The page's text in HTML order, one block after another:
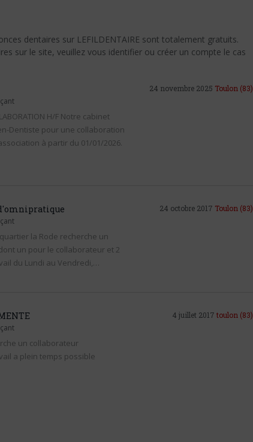
dentaires sur LEFILDENTAIRE sont totalement gratuits.
sur le site, veuillez vous identifier ou créer un compte le cas
H/F Notre cabinet
Dentiste pour une collaboration
à partir du 01/01/2026.
24 novembre 2025 Toulon (83)
la Rode recherche un
un pour le collaborateur et 2
du Lundi au Vendredi,…
24 octobre 2017 Toulon (83)
un collaborateur
a plein temps possible
4 juillet 2017 toulon (83)